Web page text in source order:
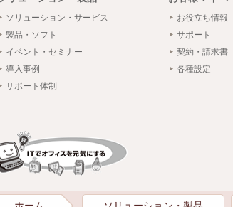
ソリューション・サービス
製品・ソフト
イベント・セミナー
導入事例
サポート体制
お役立ち情報
サポート
契約・請求書
各種設定